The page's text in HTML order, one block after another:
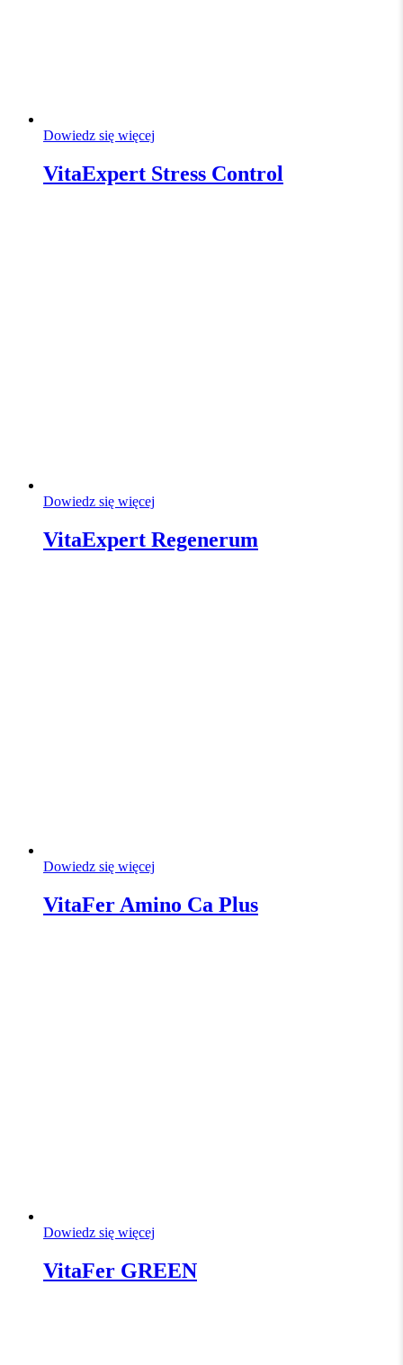
Dowiedz się więcej
VitaExpert Stress Control
Dowiedz się więcej
VitaExpert Regenerum
Dowiedz się więcej
VitaFer Amino Ca Plus
Dowiedz się więcej
VitaFer GREEN